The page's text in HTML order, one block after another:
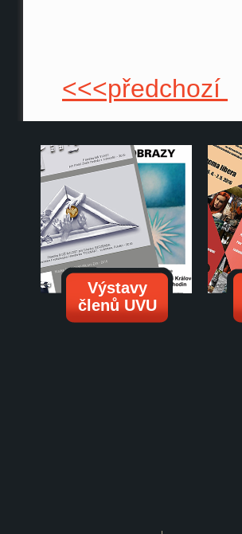
<<<předchozí
Výstavy
členů UVU